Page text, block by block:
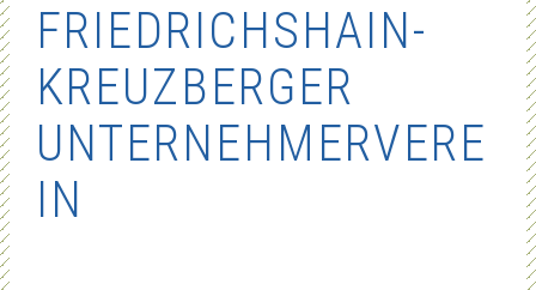
FRIEDRICHSHAIN-
KREUZBERGER
UNTERNEHMERVERE
IN